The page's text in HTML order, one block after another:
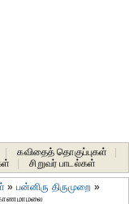
கவிதைத் தொகுப்புகள்
சிறுவர் பாடல்கள்
» பன்னிரு திருமுறை »